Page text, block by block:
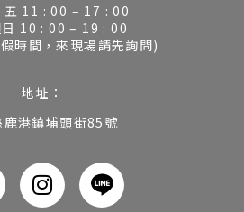
五 11 : 00 – 17 : 00
日 10 : 00 – 19 : 00
時間，來現場請先詢問)
地址：
鹿港鎮埔頭街85號